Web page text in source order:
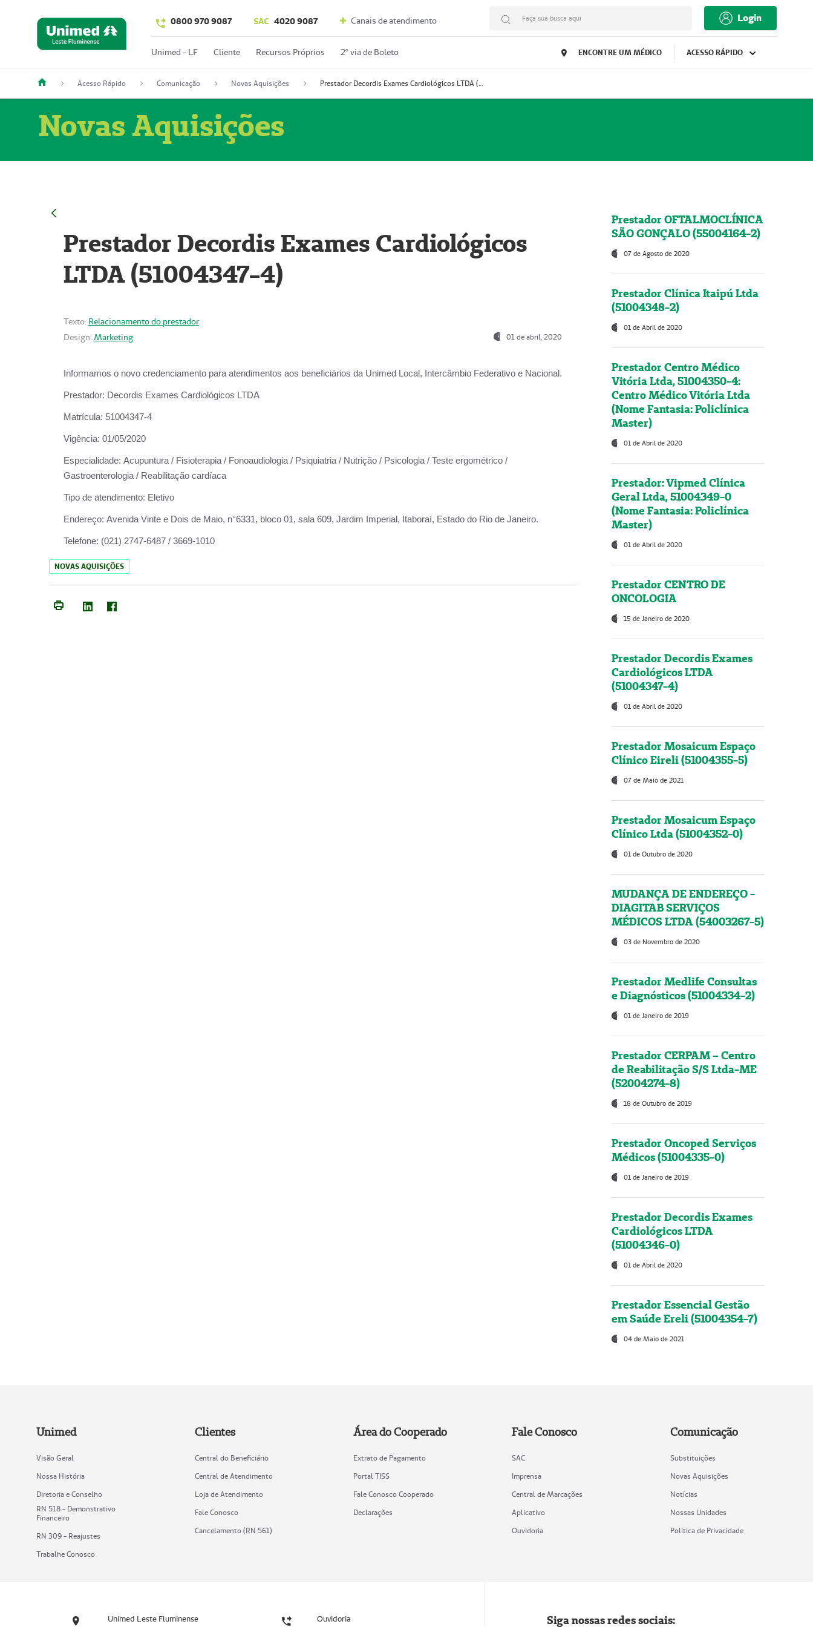
0800 970 9087 SAC 4020 9087 Canais de atendimento Faça sua busca aqui Login
Unimed - LF Cliente Recursos Próprios 2º via de Boleto ENCONTRE UM MÉDICO ACESSO RÁPIDO
Acesso Rápido Comunicação Novas Aquisições Prestador Decordis Exames Cardiológicos LTDA (51004347-4)
Novas Aquisições
Prestador Decordis Exames Cardiológicos
LTDA (51004347-4)
Texto: Relacionamento do prestador
Design: Marketing 01 de abril, 2020
Informamos o novo credenciamento para atendimentos aos beneficiários da Unimed Local, Intercâmbio Federativo e Nacional.
Prestador: Decordis Exames Cardiológicos LTDA
Matrícula: 51004347-4
Vigência: 01/05/2020
Especialidade: Acupuntura / Fisioterapia / Fonoaudiologia / Psiquiatria / Nutrição / Psicologia / Teste ergométrico /
Gastroenterologia / Reabilitação cardíaca
Tipo de atendimento: Eletivo
Endereço: Avenida Vinte e Dois de Maio, n°6331, bloco 01, sala 609, Jardim Imperial, Itaboraí, Estado do Rio de Janeiro.
Telefone: (021) 2747-6487 / 3669-1010
NOVAS AQUISIÇÕES
Prestador OFTALMOCLÍNICA
SÃO GONÇALO (55004164-2)
07 de Agosto de 2020
Prestador Clínica Itaipú Ltda
(51004348-2)
01 de Abril de 2020
Prestador Centro Médico
Vitória Ltda, 51004350-4:
Centro Médico Vitória Ltda
(Nome Fantasia: Policlínica
Master)
01 de Abril de 2020
Prestador: Vipmed Clínica
Geral Ltda, 51004349-0
(Nome Fantasia: Policlínica
Master)
01 de Abril de 2020
Prestador CENTRO DE
ONCOLOGIA
15 de Janeiro de 2020
Prestador Decordis Exames
Cardiológicos LTDA
(51004347-4)
01 de Abril de 2020
Prestador Mosaicum Espaço
Clínico Eireli (51004355-5)
07 de Maio de 2021
Prestador Mosaicum Espaço
Clínico Ltda (51004352-0)
01 de Outubro de 2020
MUDANÇA DE ENDEREÇO -
DIAGITAB SERVIÇOS
MÉDICOS LTDA (54003267-5)
03 de Novembro de 2020
Prestador Medlife Consultas
e Diagnósticos (51004334-2)
01 de Janeiro de 2019
Prestador CERPAM – Centro
de Reabilitação S/S Ltda-ME
(52004274-8)
18 de Outubro de 2019
Prestador Oncoped Serviços
Médicos (51004335-0)
01 de Janeiro de 2019
Prestador Decordis Exames
Cardiológicos LTDA
(51004346-0)
01 de Abril de 2020
Prestador Essencial Gestão
em Saúde Ereli (51004354-7)
04 de Maio de 2021
Unimed
Visão Geral
Nossa História
Diretoria e Conselho
RN 518 - Demonstrativo
Financeiro
RN 309 - Reajustes
Trabalhe Conosco
Clientes
Central do Beneficiário
Central de Atendimento
Loja de Atendimento
Fale Conosco
Cancelamento (RN 561)
Área do Cooperado
Extrato de Pagamento
Portal TISS
Fale Conosco Cooperado
Declarações
Fale Conosco
SAC
Imprensa
Central de Marcações
Aplicativo
Ouvidoria
Comunicação
Substituições
Novas Aquisições
Notícias
Nossas Unidades
Política de Privacidade
Unimed Leste Fluminense Ouvidoria Siga nossas redes sociais: